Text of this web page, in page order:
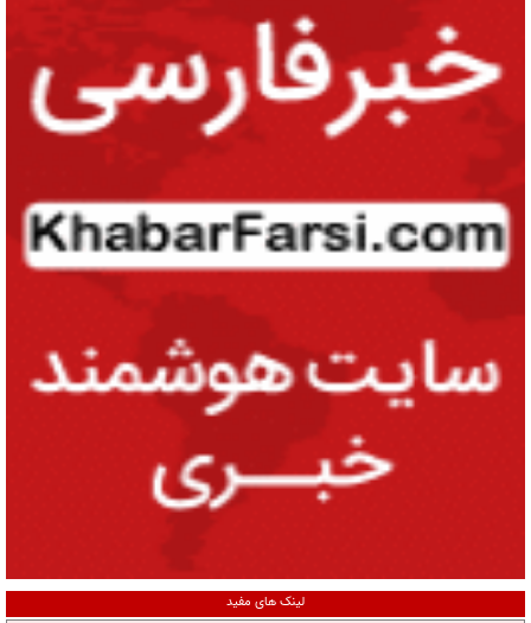
لینک های مفید